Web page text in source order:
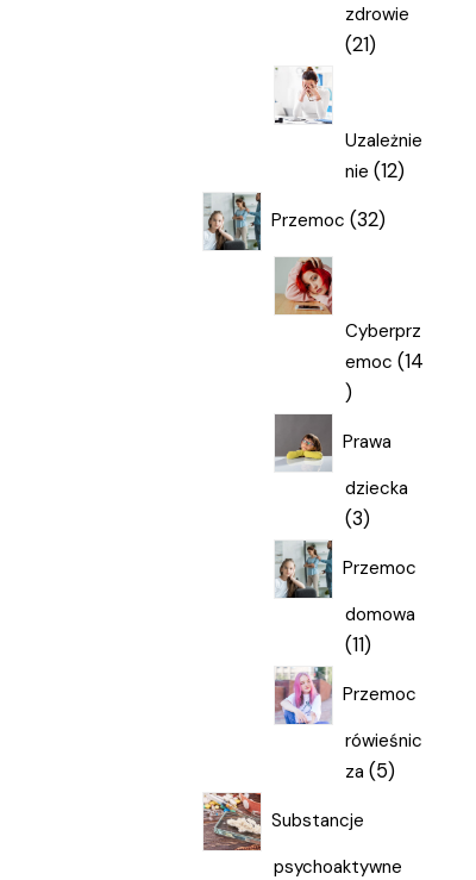
zdrowie
2121
Uzależnie
nie 1212
Przemoc 32
32
produkty
Cyberprz
emoc 14
14
Prawa
dziecka
33
Przemoc
domowa
1111
Przemoc
rówieśnic
za 55
Substancje
psychoaktywne